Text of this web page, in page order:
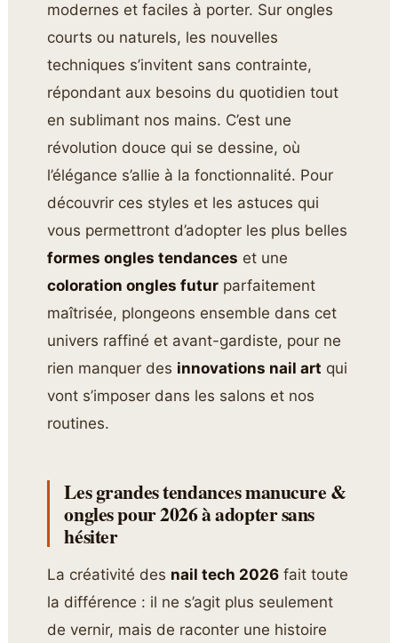
modernes et faciles à porter. Sur ongles
courts ou naturels, les nouvelles
techniques s’invitent sans contrainte,
répondant aux besoins du quotidien tout
en sublimant nos mains. C’est une
révolution douce qui se dessine, où
l’élégance s’allie à la fonctionnalité. Pour
découvrir ces styles et les astuces qui
vous permettront d’adopter les plus belles
formes ongles tendances et une
coloration ongles futur parfaitement
maîtrisée, plongeons ensemble dans cet
univers raffiné et avant-gardiste, pour ne
rien manquer des innovations nail art qui
vont s’imposer dans les salons et nos
routines.
Les grandes tendances manucure &
ongles pour 2026 à adopter sans
hésiter
La créativité des nail tech 2026 fait toute
la différence : il ne s’agit plus seulement
de vernir, mais de raconter une histoire